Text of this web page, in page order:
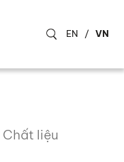
EN / VN
Chất liệu